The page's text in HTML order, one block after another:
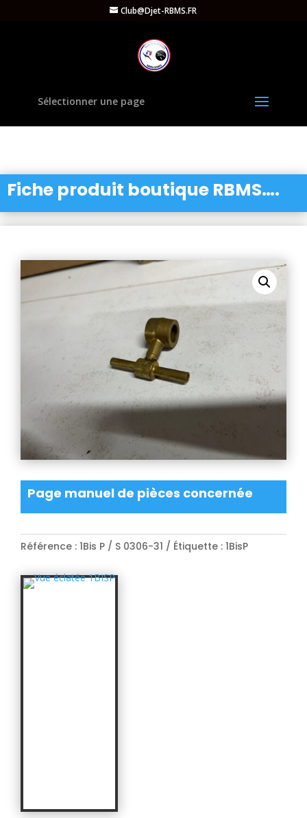
Club@Djet-RBMS.FR
Sélectionner une page
Fiche produit boutique RBMS….
Page manuel de pièces concernée
Référence : 1Bis P / S 0306-31 Étiquette : 1BisP